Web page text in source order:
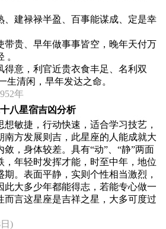
、建禄禄半盈、百事能谋成、定是幸
带贵、早年做事事皆空，晚年天付万
。
得意，利官近贵衣食丰足、名利双
生清闲，早年发达之命。
年
八星宿吉凶分析
敏捷，行动快速，适合学习技艺，
南方发展则吉，此星座的人能成就大
，身体较差。具有“动”、“静”两面
，年轻时发挥才能，时至中年，地位
。表面平静，实则个性相当激烈，
此大多少年都能得志，若能专心做一
而言这星座是吉祥之星，大多可度过
)